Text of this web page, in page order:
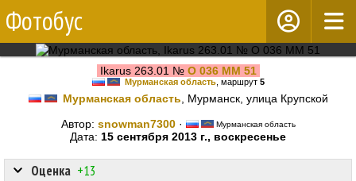
Фотобус
Ikarus 263.01 № О 036 ММ 51
Мурманская область, маршрут 5
Мурманская область , Мурманск, улица Крупской
Автор: snowman7300· Мурманская область
Дата: 15 сентября 2013 г., воскресенье
Оценка +13